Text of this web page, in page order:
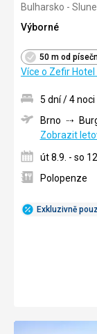
Bulharsko -
Výborné
50 m od
Více o Zefir
Exkluzivně
5 dní / 4 noci
Brno
Zobrazit
út 8.9. - so
Polopenze